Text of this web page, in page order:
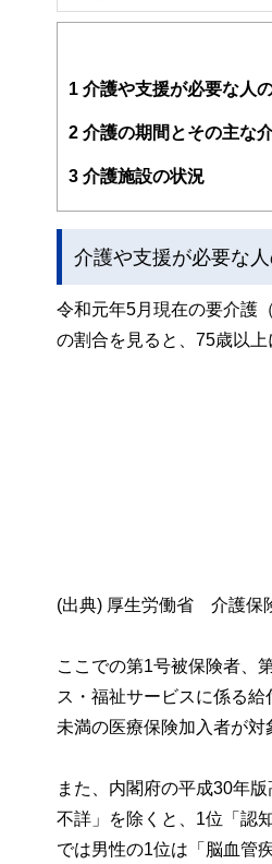
1級ＦＰ技能士（資
好きなもの：旅行、
人生100年時代、こ
多様な選択肢がある
「未来が見えるね研
1 介護や支援が必要な人
2 介護の期間とその主な
3 介護施設の状況
介護や支援が必要な
令和元年5月現在の要介護
の割合を見ると、75歳以
(出典) 厚生労働省 介護保
ここでの第1号被保険者、
ス・福祉サービスに係る
未満の医療保険加入者が対
また、内閣府の平成30年
不詳」を除くと、1位「認
では男性の1位は「脳血管